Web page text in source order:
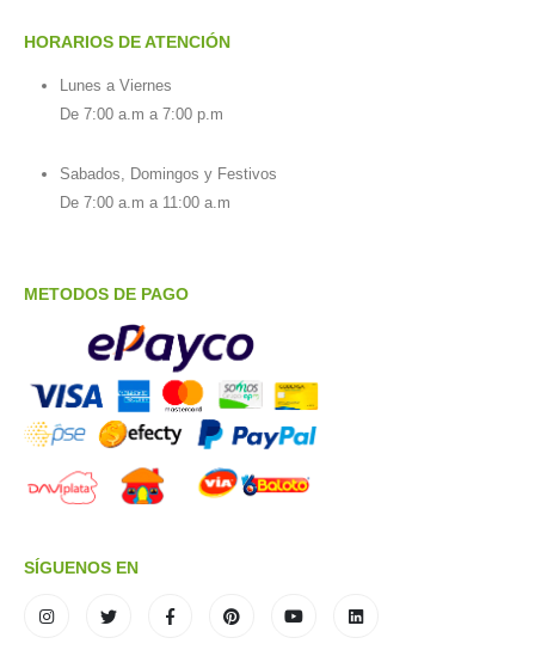
HORARIOS DE ATENCIÓN
Lunes a Viernes
De 7:00 a.m a 7:00 p.m
Sabados, Domingos y Festivos
De 7:00 a.m a 11:00 a.m
METODOS DE PAGO
SÍGUENOS EN